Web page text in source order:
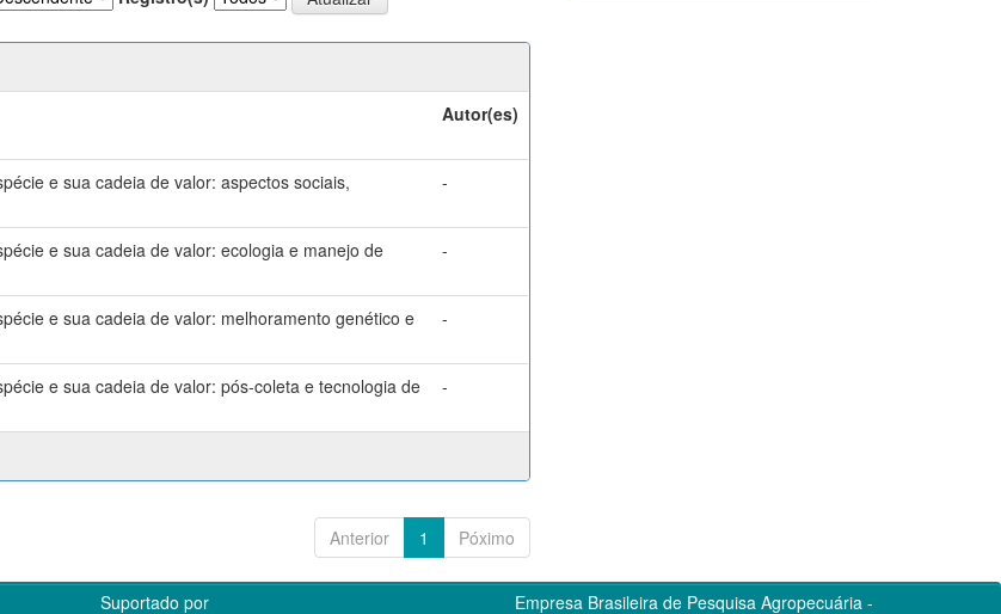
Autor(es)
e sua cadeia de valor: aspectos sociais,
-
e sua cadeia de valor: ecologia e manejo de
-
e sua cadeia de valor: melhoramento genético e
-
e sua cadeia de valor: pós-coleta e tecnologia de
-
Anterior 1 Póximo
Suportado por
Empresa Brasileira de Pesquisa Agropecuária -